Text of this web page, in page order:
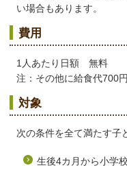
い場合もあります。
費用
1人あたり日額 無料
注：その他に給食代700
対象
次の条件を全て満たす子
生後4カ月から小学